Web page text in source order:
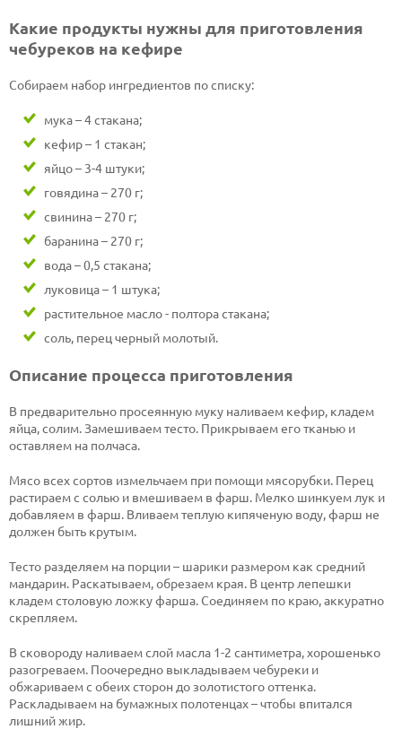
Какие продукты нужны для приготовления
чебуреков на кефире
Собираем набор ингредиентов по списку:
мука – 4 стакана;
кефир – 1 стакан;
яйцо – 3-4 штуки;
говядина – 270 г;
свинина – 270 г;
баранина – 270 г;
вода – 0,5 стакана;
луковица – 1 штука;
растительное масло - полтора стакана;
соль, перец черный молотый.
Описание процесса приготовления
В предварительно просеянную муку наливаем кефир, кладем
яйца, солим. Замешиваем тесто. Прикрываем его тканью и
оставляем на полчаса.
Мясо всех сортов измельчаем при помощи мясорубки. Перец
растираем с солью и вмешиваем в фарш. Мелко шинкуем лук и
добавляем в фарш. Вливаем теплую кипяченую воду, фарш не
должен быть крутым.
Тесто разделяем на порции – шарики размером как средний
мандарин. Раскатываем, обрезаем края. В центр лепешки
кладем столовую ложку фарша. Соединяем по краю, аккуратно
скрепляем.
В сковороду наливаем слой масла 1-2 сантиметра, хорошенько
разогреваем. Поочередно выкладываем чебуреки и
обжариваем с обеих сторон до золотистого оттенка.
Раскладываем на бумажных полотенцах – чтобы впитался
лишний жир.